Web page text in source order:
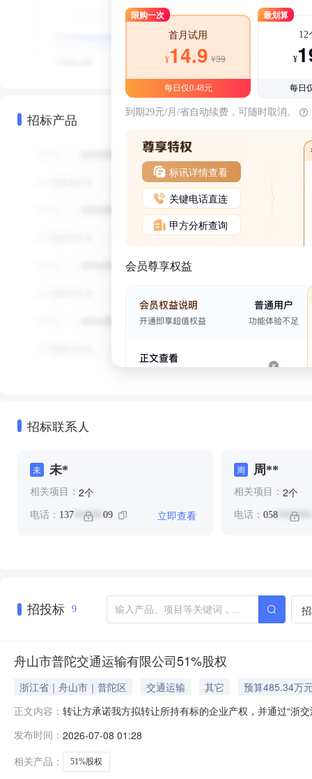
招标产品
限购一次
首月试用
¥14.9 ¥39
每日仅0.48元
最划算
12
¥
每日
到期29元/月/省自动续费，可随时取消。
标讯详情查看
关键电话直连
甲方分析查询
会员尊享权益
招标联系人
未 未*
相关项目： 2个
电话： 137 ****** 09 立即查看
周 周**
相关项目： 2个
电话： 058*******
招投标 9
舟山市普陀交通运输有限公司51%股权
浙江省｜舟山市｜普陀区 交通运输 其它
预算485.34万
正文内容： 转让方承诺我方拟转让所持有标的企业产权，并通过“浙
和国民法典》等有关法律法规规定；涉及政府社会公共
并获得相应批准；（3）我方所提交的转让申请
发布时间： 2026-07-08 01:28
相关产品：
51%股权